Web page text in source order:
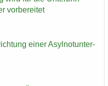
vor­be­rei­tet
einer Asyl­not­un­ter­